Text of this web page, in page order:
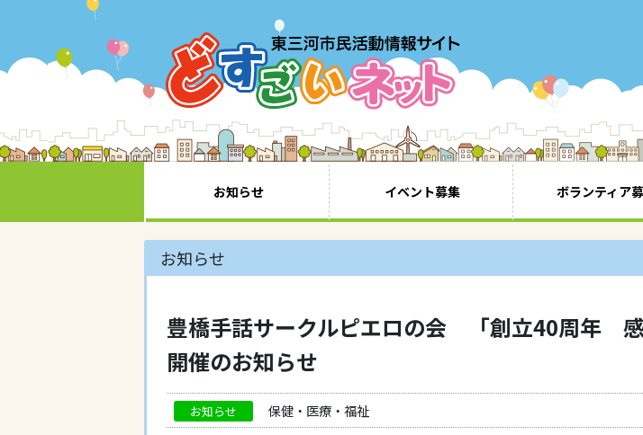
お知らせ イベント募集 ボランティア
お知らせ
豊橋手話サークルピエロの会 「創立40周年 感
開催のお知らせ
お知らせ 保健・医療・福祉